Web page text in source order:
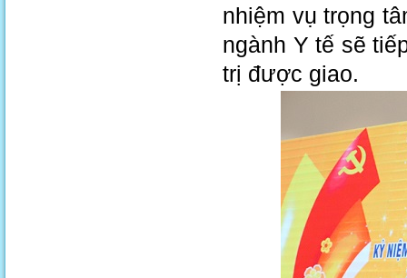
nhiệm vụ trọng
ngành Y tế sẽ
trị được giao.